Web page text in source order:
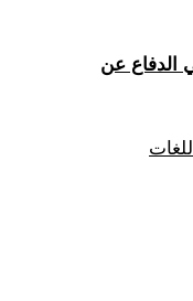
الدفاع عن